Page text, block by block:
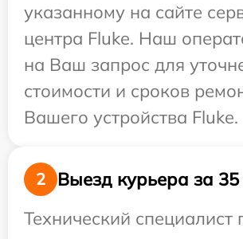
указанному на сайте
центра Fluke. Наш
на Ваш запрос для
стоимости и сроков
Вашего устройства Fluke.
2
Выезд курьера за 35
Технический специалист